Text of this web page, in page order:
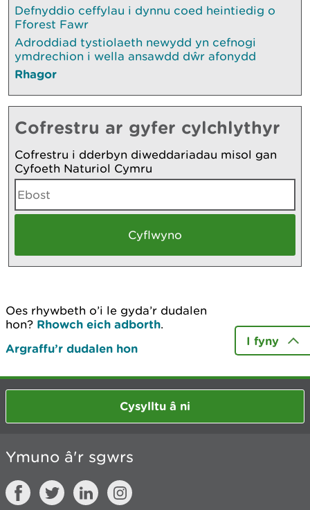
Defnyddio ceffylau i dynnu coed heintiedig o
Fforest Fawr
Adroddiad tystiolaeth newydd yn cefnogi
ymdrechion i wella ansawdd dŵr afonydd
Rhagor
Cofrestru ar gyfer cylchlythyr
Cofrestru i dderbyn diweddariadau misol gan
Cyfoeth Naturiol Cymru
Oes rhywbeth o’i le gyda’r dudalen
hon? Rhowch eich adborth.
Argraffu’r dudalen hon
I fyny
Cysylltu â ni
Ymuno â'r sgwrs